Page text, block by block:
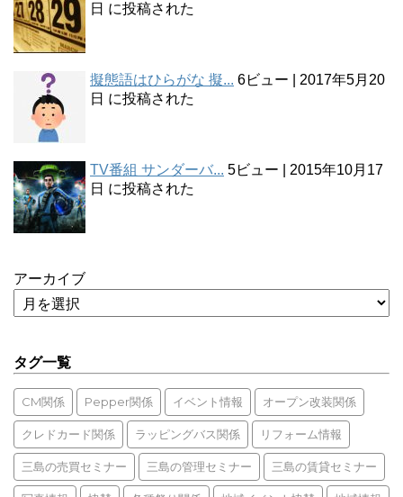
日 に投稿された
擬態語はひらがな 擬... 6ビュー
2017年5月20
日 に投稿された
TV番組 サンダーバ... 5ビュー
2015年10月17
日 に投稿された
アーカイブ
タグ一覧
CM関係 Pepper関係 イベント情報 オープン改装関係
クレドカード関係 ラッピングバス関係 リフォーム情報
三島の売買セミナー 三島の管理セミナー 三島の賃貸セミナー